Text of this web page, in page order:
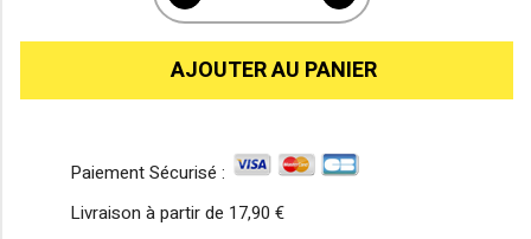
AJOUTER AU PANIER
Paiement Sécurisé :
Livraison à partir de 17,90 €